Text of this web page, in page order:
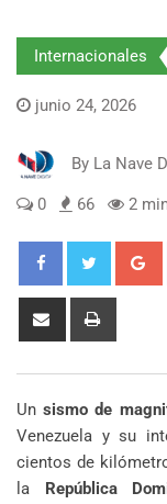
Internacionales
junio 24, 2026
By La Nave
0 66 2
Share
Unsismo de
Venezuela y su
cientos de
la República